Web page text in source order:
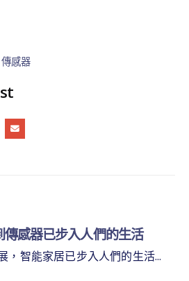
傳感器
個萬物走向互聯、智慧的時代，
用越來越大
器人科技的發展和各行業需求的提